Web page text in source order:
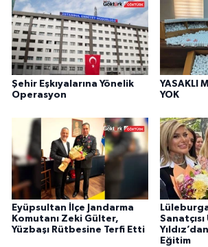
Şehir Eşkıyalarına Yönelik
Operasyon
YASAKLI
YOK
Eyüpsultan İlçe Jandarma
Komutanı Zeki Gülter,
Yüzbaşı Rütbesine Terfi Etti
Eğitim